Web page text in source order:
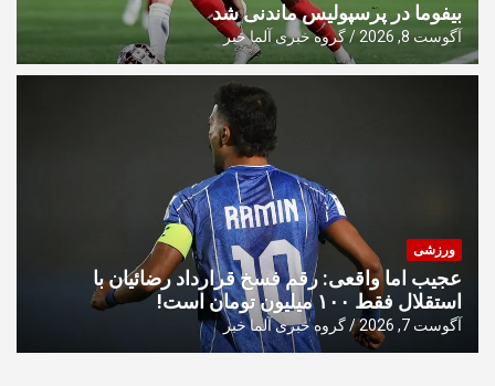
بیفوما در پرسپولیس ماندنی شد
آگوست 8, 2026 گروه خبری آلما خبر
ورزشی
عجیب اما واقعی: رقم فسخ قرارداد رضائیان با
استقلال فقط ۱۰۰ میلیون تومان است!
آگوست 7, 2026 گروه خبری آلما خبر